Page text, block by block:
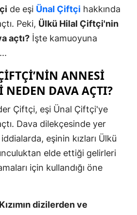
de eşi Ünal Çiftçi hakkında
Peki, Ülkü Hilal Çiftçi'nin
açtı? İşte kamuoyuna
ANNESI
NEDEN DAVA AÇTI?
Çiftçi, eşi Ünal Çiftçi'ye
Dava dilekçesinde yer
eşinin kızları Ülkü
elde ettiği gelirleri
için kullandığı öne
dizilerden ve